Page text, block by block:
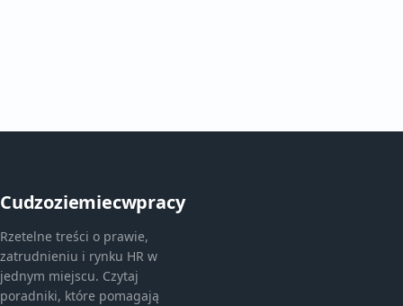
Cudzoziemiecwpracy
Rzetelne treści o prawie,
zatrudnieniu i rynku HR w
jednym miejscu. Czytaj
poradniki, które pomagają